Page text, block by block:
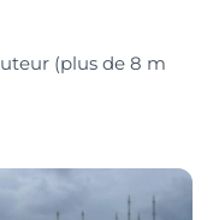
(plus de 8 m